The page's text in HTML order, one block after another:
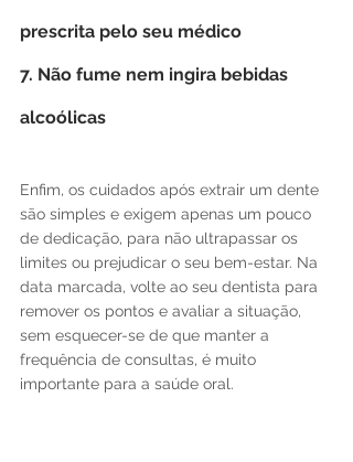
prescrita pelo seu médico
7. Não fume nem ingira bebidas
alcoólicas
Enfim, os cuidados após extrair um dente
são simples e exigem apenas um pouco
de dedicação, para não ultrapassar os
limites ou prejudicar o seu bem-estar. Na
data marcada, volte ao seu dentista para
remover os pontos e avaliar a situação,
sem esquecer-se de que manter a
frequência de consultas, é muito
importante para a saúde oral.